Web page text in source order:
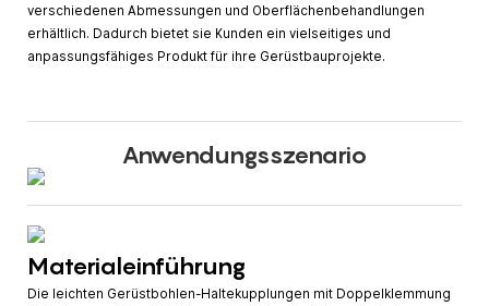
verschiedenen Abmessungen und Oberflächenbehandlungen
erhältlich. Dadurch bietet sie Kunden ein vielseitiges und
anpassungsfähiges Produkt für ihre Gerüstbauprojekte.
Anwendungsszenario
Materialeinführung
Die leichten Gerüstbohlen-Haltekupplungen mit Doppelklemmung